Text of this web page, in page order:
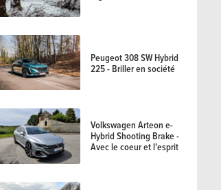
Peugeot 308 SW Hybrid
225 - Briller en société
Volkswagen Arteon e-
Hybrid Shooting Brake -
Avec le coeur et l'esprit